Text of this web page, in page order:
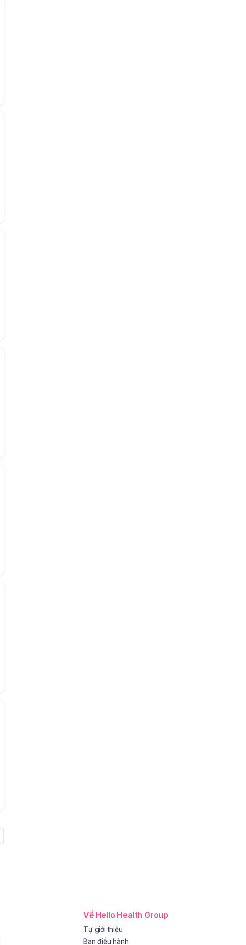
Về Hello Health Group
Tự giới thiệu
Ban điều hành